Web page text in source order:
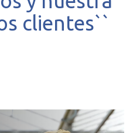
clientes``